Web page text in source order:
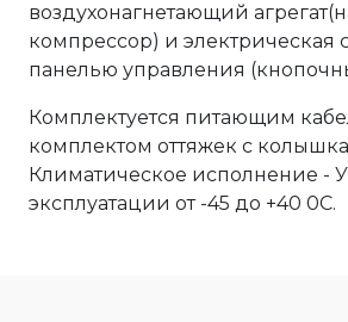
воздухонагнетающий
компрессор) и электрическая
панелью управления
Комплектуется питающим
комплектом оттяжек с
Климатическое исполнение -
эксплуатации от -45 до +40 0С.